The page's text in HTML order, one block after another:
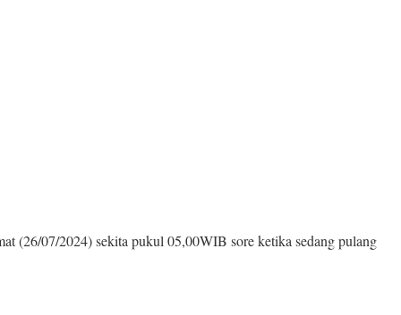
(26/07/2024) sekita pukul 05,00WIB sore ketika sedang pulang